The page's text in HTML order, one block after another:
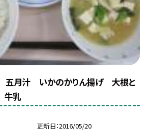
月汁 いかのかりん揚げ 大根と
牛乳
更新日 2016/05/20